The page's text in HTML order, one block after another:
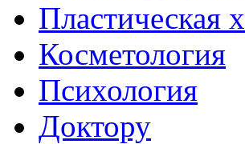
Пластическая
Косметология
Психология
Доктору